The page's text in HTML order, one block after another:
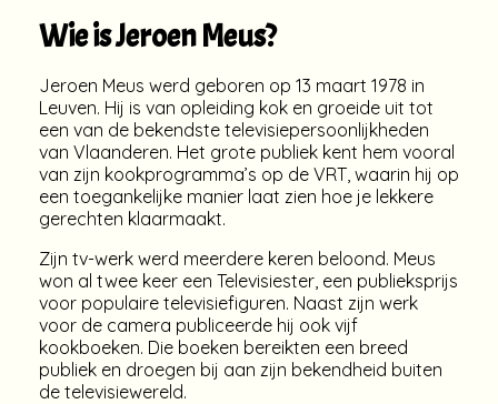
Wie is Jeroen Meus?
Jeroen Meus werd geboren op 13 maart 1978 in
Leuven. Hij is van opleiding kok en groeide uit tot
een van de bekendste televisiepersoonlijkheden
van Vlaanderen. Het grote publiek kent hem vooral
van zijn kookprogramma’s op de VRT, waarin hij op
een toegankelijke manier laat zien hoe je lekkere
gerechten klaarmaakt.
Zijn tv-werk werd meerdere keren beloond. Meus
won al twee keer een Televisiester, een publieksprijs
voor populaire televisiefiguren. Naast zijn werk
voor de camera publiceerde hij ook vijf
kookboeken. Die boeken bereikten een breed
publiek en droegen bij aan zijn bekendheid buiten
de televisiewereld.